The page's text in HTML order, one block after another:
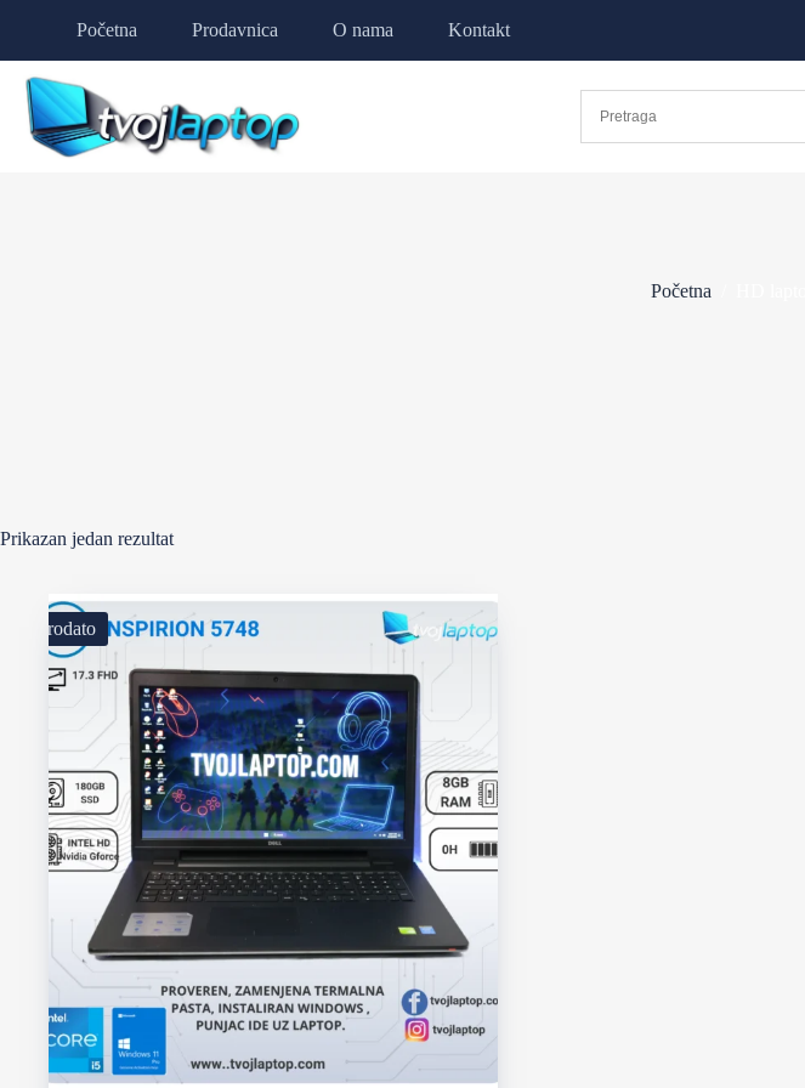
Početna Prodavnica O nama Kontakt
Početna
Prikazan jedan rezultat
Prodato